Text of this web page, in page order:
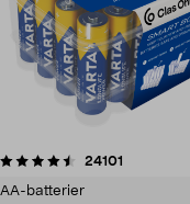
24101
AA-batterier
4.5av 5 stjerner